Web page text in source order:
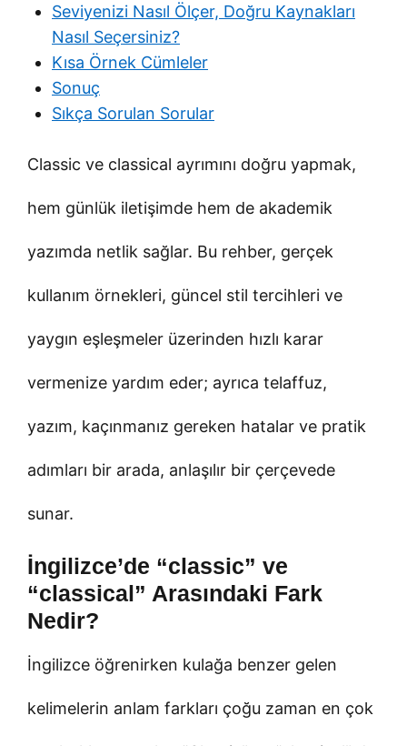
Seviyenizi Nasıl Ölçer, Doğru Kaynakları
Nasıl Seçersiniz?
Kısa Örnek Cümleler
Sonuç
Sıkça Sorulan Sorular
Classic ve classical ayrımını doğru yapmak,
hem günlük iletişimde hem de akademik
yazımda netlik sağlar. Bu rehber, gerçek
kullanım örnekleri, güncel stil tercihleri ve
yaygın eşleşmeler üzerinden hızlı karar
vermenize yardım eder; ayrıca telaffuz,
yazım, kaçınmanız gereken hatalar ve pratik
adımları bir arada, anlaşılır bir çerçevede
sunar.
İngilizce’de “classic” ve
“classical” Arasındaki Fark
Nedir?
İngilizce öğrenirken kulağa benzer gelen
kelimelerin anlam farkları çoğu zaman en çok